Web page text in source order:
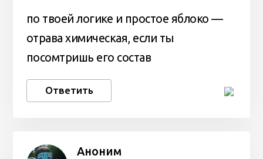
по твоей логике и простое яблоко —
отрава химическая, если ты
посомтришь его состав
Ответить
Аноним